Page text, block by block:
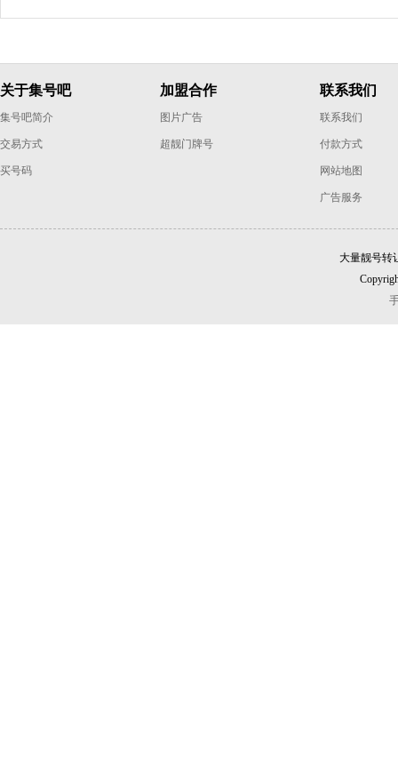
关于集号吧
集号吧简介
交易方式
买号码
加盟合作
图片广告
超靓门牌号
联系我们
联系我们
付款方式
网站地图
广告服务
大量靓号转